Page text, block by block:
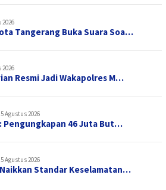
2026
Tangerang Buka Suara Soa…
2026
Resmi Jadi Wakapolres M…
5 Agustus 2026
Pengungkapan 46 Juta But…
5 Agustus 2026
Standar Keselamatan…